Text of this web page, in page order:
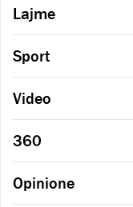
Lajme
Sport
Video
360
Opinione